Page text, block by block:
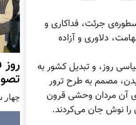
جرئت، فداکاری و
دلاوری و آزاده
روز، و تبدیل کشور به
مصمم به طرح ترور
آن مردان وحشی قرون
را نوش جان می‌کردند.
چهار